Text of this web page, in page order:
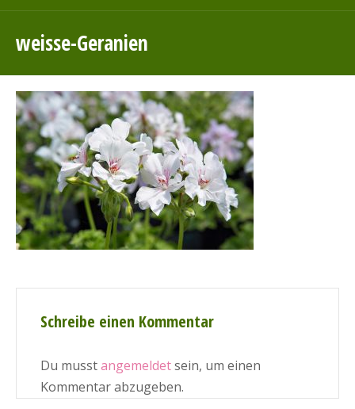
weisse-Geranien
Schreibe einen Kommentar
Du musstangemeldetsein, um einen
Kommentar abzugeben.